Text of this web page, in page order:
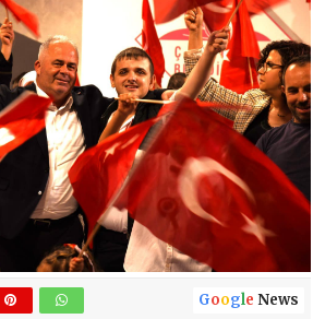
Google News